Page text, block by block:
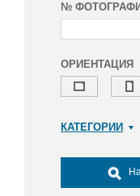
№
ОРИЕНТАЦИЯ
КАТЕГОРИИ
Досуг,
Культура